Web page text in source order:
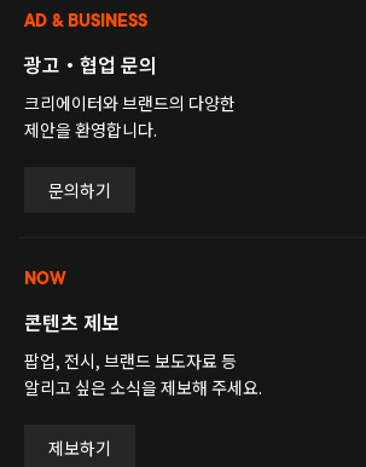
AD & BUSINESS
광고・협업 문의
크리에이터와 브랜드의 다양한
제안을 환영합니다.
문의하기
NOW
콘텐츠 제보
팝업, 전시, 브랜드 보도자료 등
알리고 싶은 소식을 제보해 주세요.
제보하기